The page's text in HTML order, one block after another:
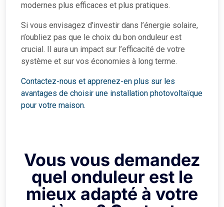
modernes plus efficaces et plus pratiques.
Si vous envisagez d’investir dans l’énergie solaire,
n’oubliez pas que le choix du bon onduleur est
crucial. Il aura un impact sur l’efficacité de votre
système et sur vos économies à long terme.
Contactez-nous et apprenez-en plus sur les
avantages de choisir une installation photovoltaïque
pour votre maison.
Vous vous demandez
quel onduleur est le
mieux adapté à votre